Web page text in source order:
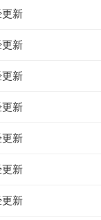
新
新
新
新
新
新
新